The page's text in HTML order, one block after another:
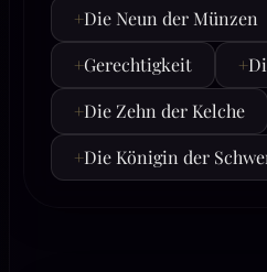
+Die Neun der Münzen
+Gerechtigkeit +
+Die Zehn der Kelche
+Die Königin der